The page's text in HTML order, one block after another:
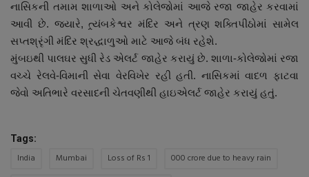
નાસિકની તમામ શાળાઓ અને કોલેજોમાં આજે રજા જાહેર કરવામાં
આવી છે. જ્યારે, ત્ર્યંબકેશ્વર મંદિર અને ત્રણ શક્તિપીઠોમાં સામેલ
સપ્તશ્રૃંગી મંદિર શ્રદ્ધાળુઓ માટે આજે બંધ રહેશે.
મુંબઇથી પાલઘર સુધી રેડ એલર્ટ જાહેર કરાયું છે. શાળા-કોલેજોમાં રજા
વચ્ચે રેલવે-વિમાની સેવા વેરવિખેર રહી હતી. નાસિકમાં વાદળ ફાટવા
જેવો અતિભારે વરસાદની ચેતવણીથી હાઇએલર્ટ જાહેર કરાયું હતું.
Tags:
India Mumbai Loss of Rs 1
000 crore due to heavy rain